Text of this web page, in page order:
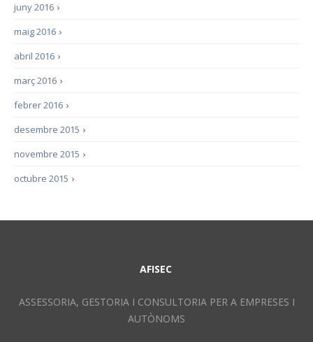
›
juny 2016
›
maig 2016
›
abril 2016
›
març 2016
›
febrer 2016
›
desembre 2015
›
novembre 2015
›
octubre 2015
AFISEC
ASSESSORIA, GESTORIA I CONSULTORIA PER A EMPRESES I
AUTÒNOMS